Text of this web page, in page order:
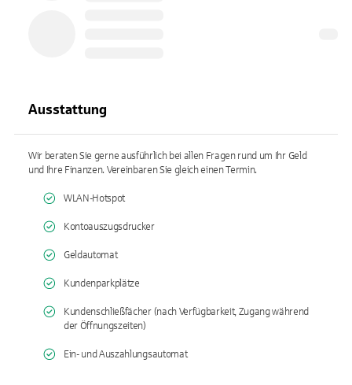
Ausstattung
Wir beraten Sie gerne ausführlich bei allen Fragen rund um Ihr Geld
und Ihre Finanzen. Vereinbaren Sie gleich einen Termin.
WLAN-Hotspot
Kontoauszugsdrucker
Geldautomat
Kundenparkplätze
Kundenschließfächer (nach Verfügbarkeit, Zugang während
der Öffnungszeiten)
Ein- und Auszahlungsautomat